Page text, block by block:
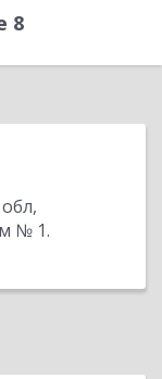
8
№ 1.